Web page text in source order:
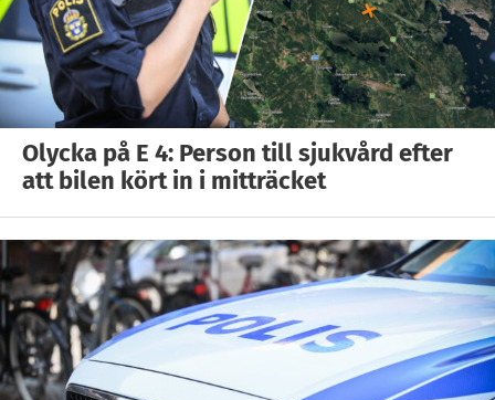
Olycka på E 4: Person till sjukvård efter
att bilen kört in i mitträcket